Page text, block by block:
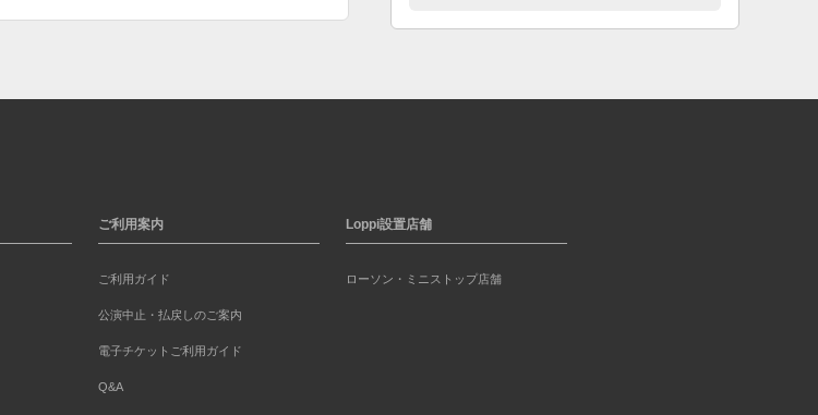
ご利用案内
ご利用ガイド
公演中止・払戻しのご案内
電子チケットご利用ガイド
Q&A
Loppi設置店舗
ローソン・ミニストップ店舗